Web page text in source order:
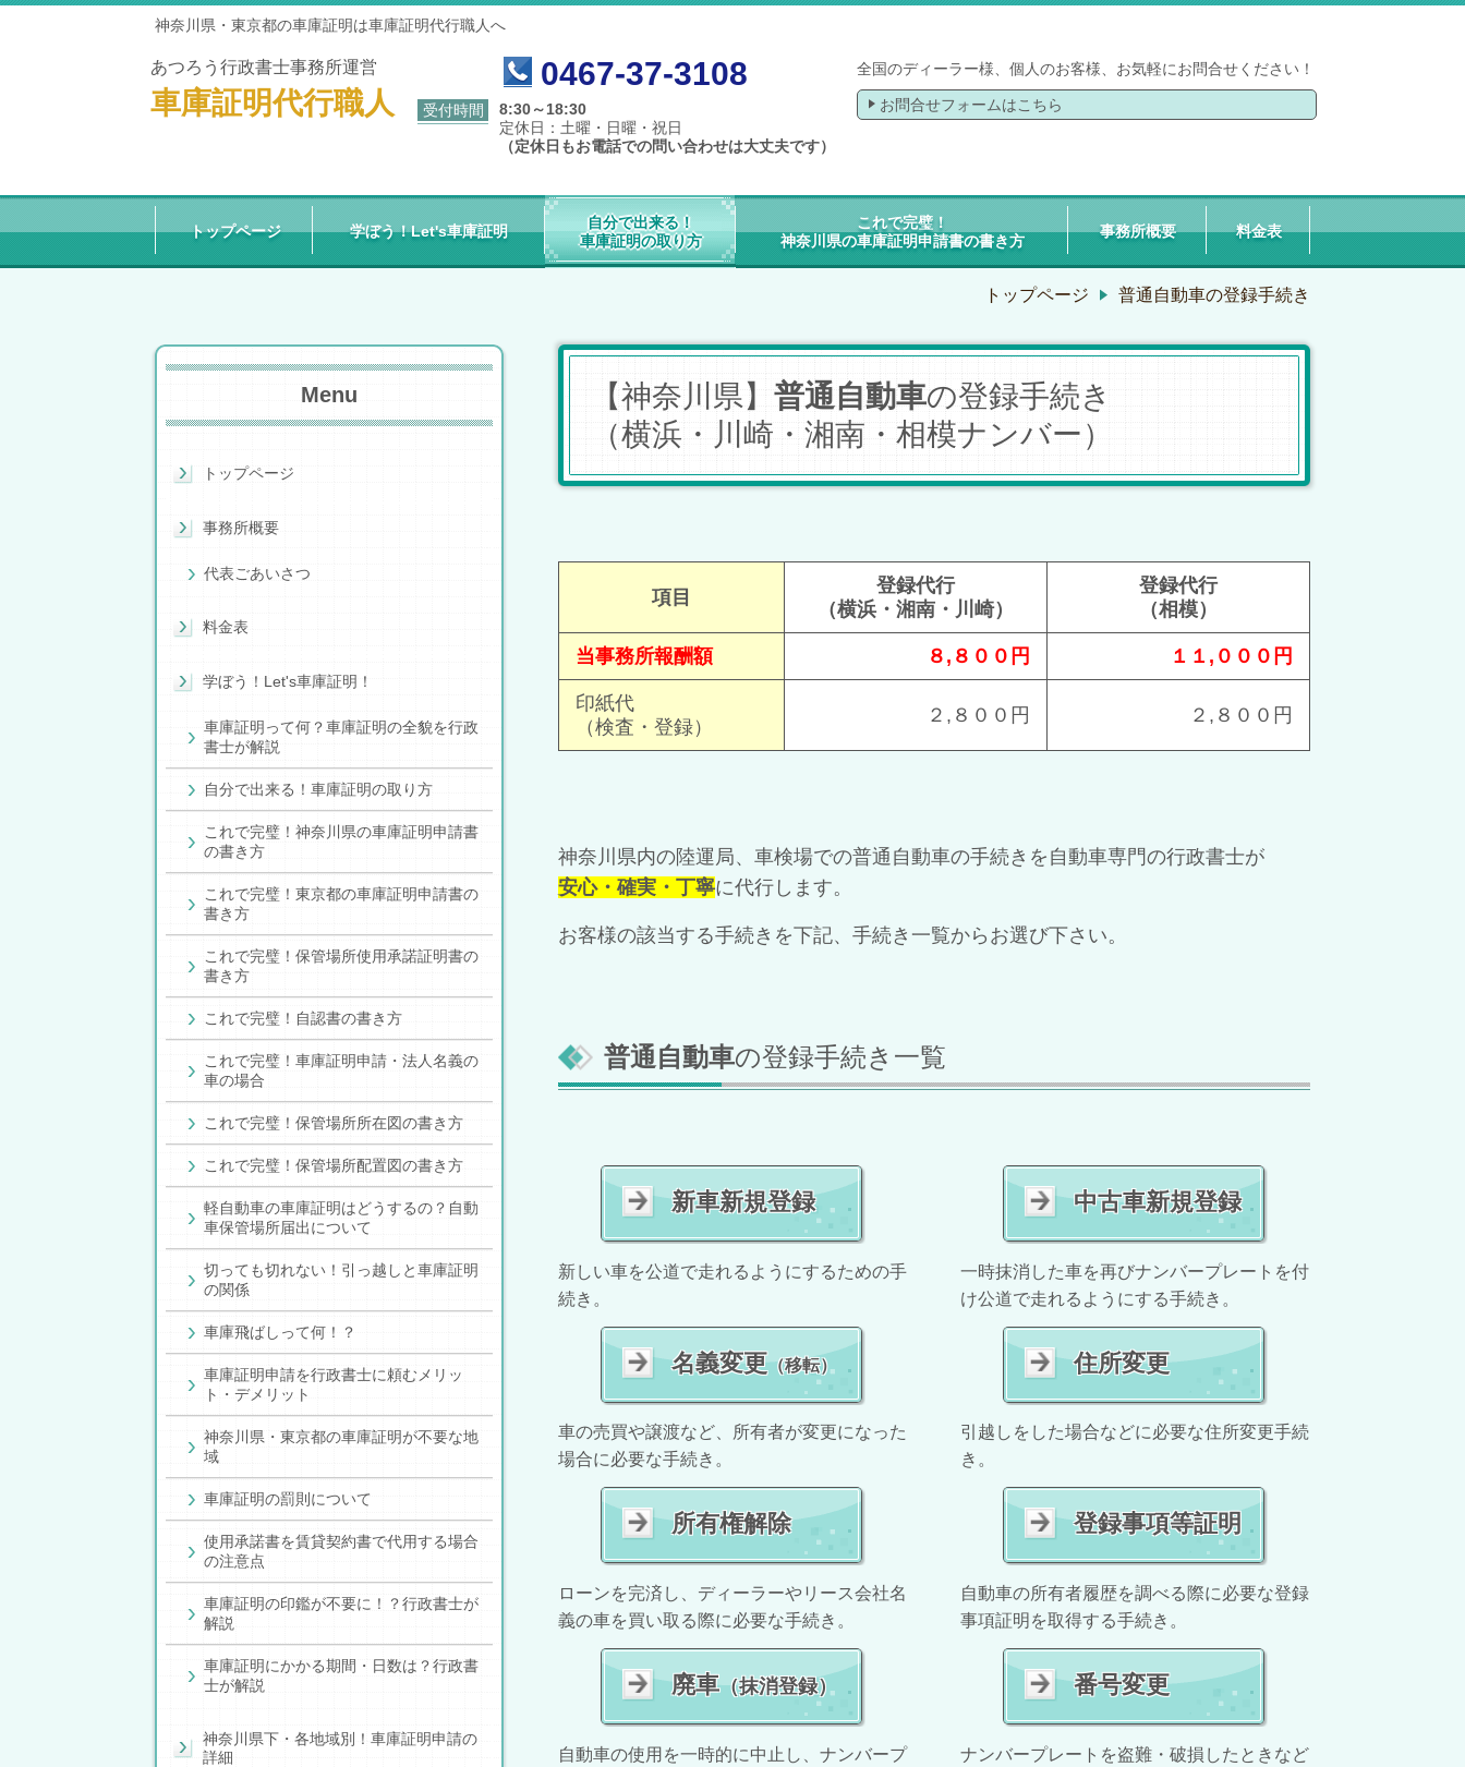
神奈川県・東京都の車庫証明は車庫証明代行職人へ
あつろう行政書士事務所運営
車庫証明代行職人
0467-37-3108
受付時間
8:30～18:30
定休日：土曜・日曜・祝日
（定休日もお電話での問い合わせは大丈夫です）
全国のディーラー様、個人のお客様、お気軽にお問合せください！
お問合せフォームはこちら
トップページ 学ぼう！Let's車庫証明
自分で出来る！
車庫証明の取り方
これで完璧！
神奈川県の車庫証明申請書の書き方
事務所概要 料金表
トップページ 普通自動車の登録手続き
【神奈川県】 普通自動車の登録手続き
（横浜・川崎・湘南・相模ナンバー）
項目
登録代行
（横浜・湘南・川崎）
登録代行
（相模）
当事務所報酬額 ８,８００円 １１,０００円
印紙代
（検査・登録）
２,８００円 ２,８００円
神奈川県内の陸運局、車検場での普通自動車の手続きを 自動車専門の行政書士が
安心・確実・丁寧に代行します。
お客様の該当する手続きを下記、手続き一覧からお選び下さい。
普通自動車の登録手続き一覧
新車新規登録
新しい車を公道で走れるようにするための手
続き。
名義変更（移転）
車の売買や譲渡など、所有者が変更になった
場合に必要な手続き。
所有権解除
ローンを完済し、ディーラーやリース会社名
義の車を買い取る際に必要な手続き。
廃車（抹消登録）
自動車の使用を一時的に中止し、ナンバープ
中古車新規登録
一時抹消した車を再びナンバープレートを付
け公道で走れるようにする手続き。
住所変更
引越しをした場合などに必要な住所変更手続
き。
登録事項等証明
自動車の所有者履歴を調べる際に必要な登録
事項証明を取得する手続き。
番号変更
ナンバープレートを盗難・破損したときなど
Menu
トップページ
事務所概要
代表ごあいさつ
料金表
学ぼう！Let's車庫証明！
車庫証明って何？車庫証明の全貌を行政
書士が解説
自分で出来る！車庫証明の取り方
これで完璧！神奈川県の車庫証明申請書
の書き方
これで完璧！東京都の車庫証明申請書の
書き方
これで完璧！保管場所使用承諾証明書の
書き方
これで完璧！自認書の書き方
これで完璧！車庫証明申請・法人名義の
車の場合
これで完璧！保管場所所在図の書き方
これで完璧！保管場所配置図の書き方
軽自動車の車庫証明はどうするの？自動
車保管場所届出について
切っても切れない！引っ越しと車庫証明
の関係
車庫飛ばしって何！？
車庫証明申請を行政書士に頼むメリッ
ト・デメリット
神奈川県・東京都の車庫証明が不要な地
域
車庫証明の罰則について
使用承諾書を賃貸契約書で代用する場合
の注意点
車庫証明の印鑑が不要に！？行政書士が
解説
車庫証明にかかる期間・日数は？行政書
士が解説
神奈川県下・各地域別！車庫証明申請の
詳細